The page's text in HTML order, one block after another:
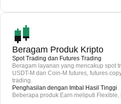
Beragam Produk Kripto
Spot Trading dan Futures Trading
Beragam layanan yang mencakup spot
USDT-M dan Coin-M futures, futures
trading.
Penghasilan dengan Imbal Hasil Tinggi
Beberapa produk Earn meliputi